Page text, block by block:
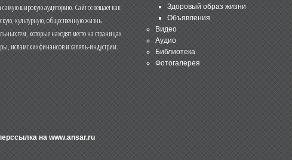
широкую аудиторию. Сайт освещает как
культурную, общественную жизнь
тем, которые находят место на страницах
исламских финансов и халяль-индустрии.
на www.ansar.ru
Здоровый образ жизни
Объявления
Видео
Аудио
Библиотека
Фотогалерея